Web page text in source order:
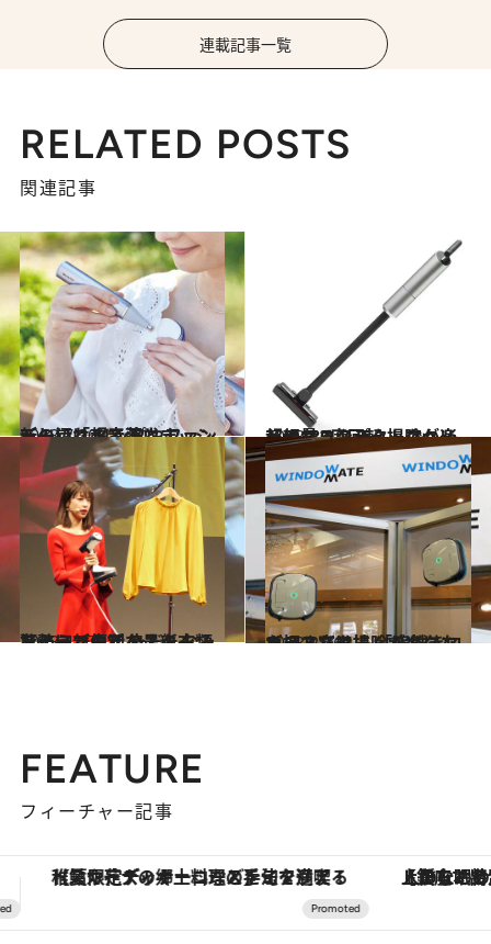
連載記事一覧
RELATED POSTS
関連記事
2018.7.20
新しい「超音波ウォッシャー」は リップやファンデの汚れまで落とす
ライフスタイル 2018.5.27
超軽量コンパクトでヘッドは180度回転 掃除が楽しくなるスティッククリーナー
ライフスタイル
2018.4.17
驚くほど便利な最新衣類スチーマーで 身だしなみを整え新生活をスタート！
ライフスタイル 2018.2.16
ガラス窓を挟んでボタンを押すだけ！ 「窓拭きロボット」で掃除が楽になる
ライフスタイル
FEATURE
フィーチャー記事
【銀座で出合う最旬美容】美髪ケアや上質な眠り…セルフケアのアップデートから、特別な名入れギフトまで。大人のための「ReFa GINZA」クルーズ ヴァシュロン・コンスタンタ